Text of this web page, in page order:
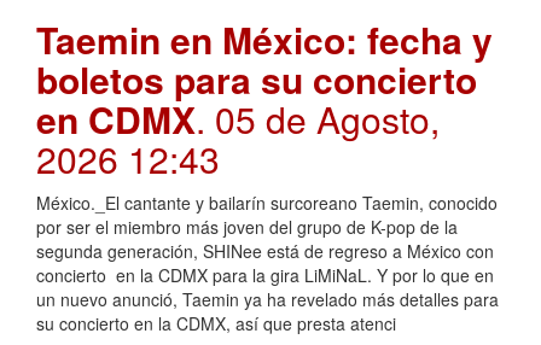
Taemin en México: fecha y
boletos para su concierto
en CDMX. 05 de Agosto,
2026 12:43
México._El cantante y bailarín surcoreano Taemin, conocido
por ser el miembro más joven del grupo de K-pop de la
segunda generación, SHINee está de regreso a México con
concierto en la CDMX para la gira LiMiNaL. Y por lo que en
un nuevo anunció, Taemin ya ha revelado más detalles para
su concierto en la CDMX, así que presta atenci